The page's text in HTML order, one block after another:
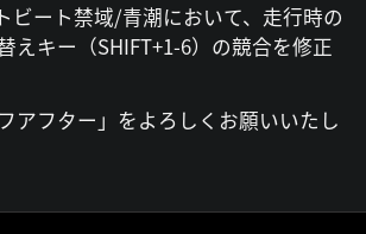
ビート禁域/青潮において、走行時の
えキー（SHIFT+1-6）の競合を修正
アフター」をよろしくお願いいたし